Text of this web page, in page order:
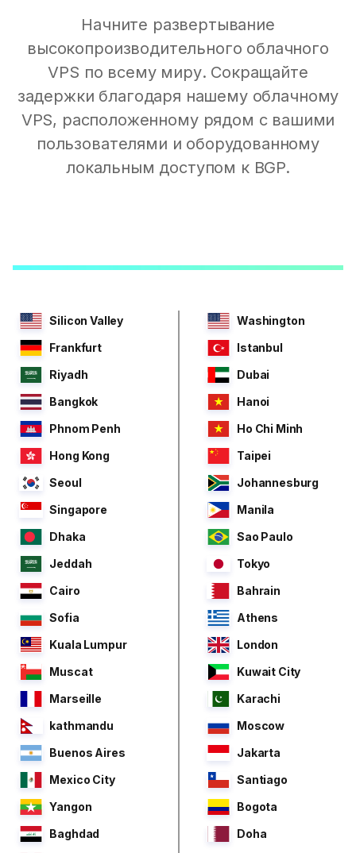
Начните развертывание
высокопроизводительного облачного
VPS по всему миру. Сокращайте
задержки благодаря нашему облачному
VPS, расположенному рядом с вашими
пользователями и оборудованному
локальным доступом к BGP.
Silicon Valley
Washington
Frankfurt
Istanbul
Riyadh
Dubai
Bangkok
Hanoi
Phnom Penh
Ho Chi Minh
Hong Kong
Taipei
Seoul
Johannesburg
Singapore
Manila
Dhaka
Sao Paulo
Jeddah
Tokyo
Cairo
Bahrain
Sofia
Athens
Kuala Lumpur
London
Muscat
Kuwait City
Marseille
Karachi
kathmandu
Moscow
Buenos Aires
Jakarta
Mexico City
Santiago
Yangon
Bogota
Baghdad
Doha